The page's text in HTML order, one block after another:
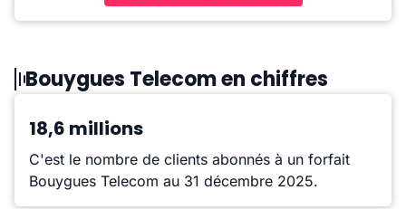
Bouygues Telecom en chiffres
18,6 millions
C'est le nombre de clients abonnés à un forfait
Bouygues Telecom au 31 décembre 2025.